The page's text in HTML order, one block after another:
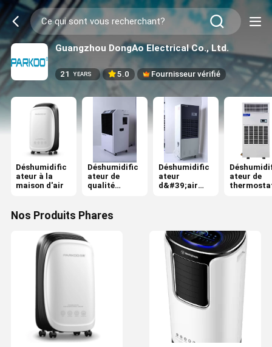
Guangzhou DongAo Electrical Co., Ltd.
21 YEARS 5.0 Fournisseur vérifié
Déshumidific
ateur à la
maison d'air
Déshumidific
ateur de
qualité
Déshumidific
ateur
d&#39;air
ateur de
Nos Produits Phares